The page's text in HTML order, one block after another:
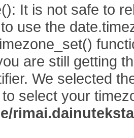
It is not safe to
use the
are still getting
We selected
select your